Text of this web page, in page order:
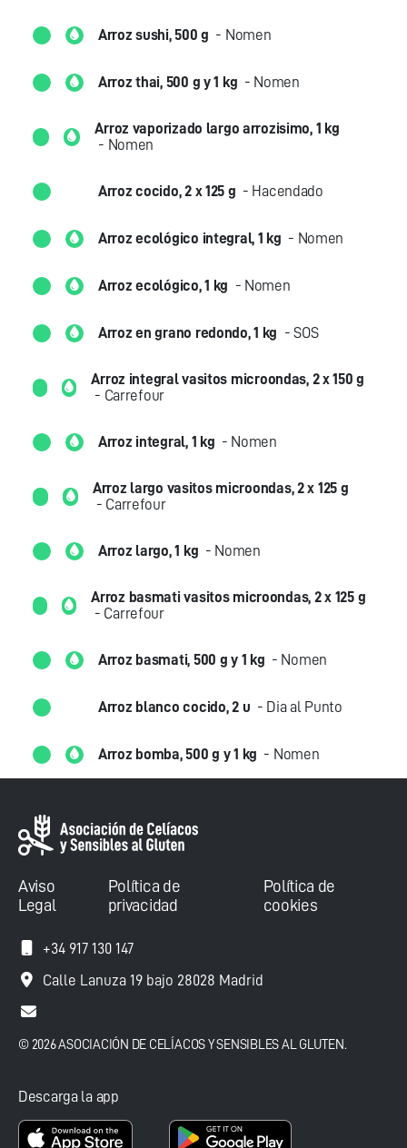
Arroz sushi, 500 g - Nomen
Arroz thai, 500 g y 1 kg - Nomen
Arroz vaporizado largo arrozisimo, 1 kg
- Nomen
Arroz cocido, 2 x 125 g - Hacendado
Arroz ecológico integral, 1 kg - Nomen
Arroz ecológico, 1 kg - Nomen
Arroz en grano redondo, 1 kg - SOS
Arroz integral vasitos microondas, 2 x 150 g
- Carrefour
Arroz integral, 1 kg - Nomen
Arroz largo vasitos microondas, 2 x 125 g
- Carrefour
Arroz largo, 1 kg - Nomen
Arroz basmati vasitos microondas, 2 x 125 g
- Carrefour
Arroz basmati, 500 g y 1 kg - Nomen
Arroz blanco cocido, 2 u - Dia al Punto
Arroz bomba, 500 g y 1 kg - Nomen
Aviso
Legal
Política de
privacidad
Política de
cookies
+34 917 130 147
Calle Lanuza 19 bajo 28028 Madrid
© 2026 ASOCIACIÓN DE CELÍACOS Y SENSIBLES AL GLUTEN.
Descarga la app